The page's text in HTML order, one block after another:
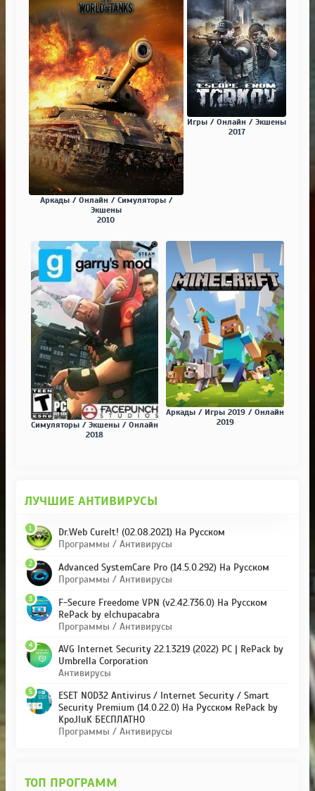
Аркады / Онлайн / Симуляторы /
Экшены
2010
Игры / Онлайн / Экшены
2017
Симуляторы / Экшены / Онлайн
2018
Аркады / Игры 2019 / Онлайн
2019
ЛУЧШИЕ АНТИВИРУСЫ
Dr.Web CureIt! (02.08.2021) На Русском
Программы / Антивирусы
1
Advanced SystemCare Pro (14.5.0.292) На Русском
Программы / Антивирусы
2
F-Secure Freedome VPN (v2.42.736.0) На Русском
RePack by elchupacabra
Программы / Антивирусы
3
AVG Internet Security 22.1.3219 (2022) PC | RePack by
Umbrella Corporation
Антивирусы
4
ESET NOD32 Antivirus / Internet Security / Smart
Security Premium (14.0.22.0) На Русском RePack by
KpoJIuK БЕСПЛАТНО
Программы / Антивирусы
5
ТОП ПРОГРАММ